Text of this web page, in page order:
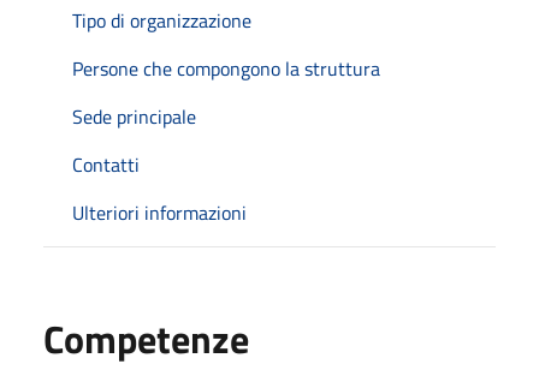
Tipo di organizzazione
Persone che compongono la struttura
Sede principale
Contatti
Ulteriori informazioni
Competenze